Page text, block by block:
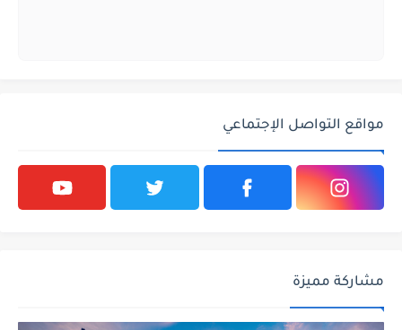
مواقع التواصل الإجتماعي
مشاركة مميزة